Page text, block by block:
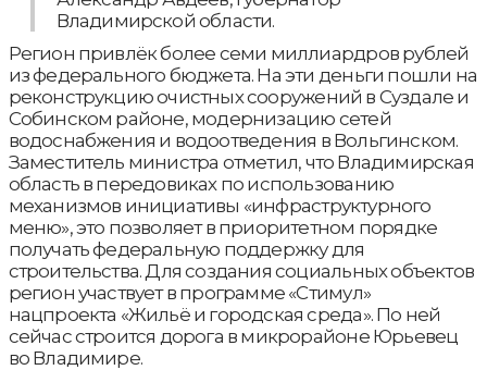
Владимирской области.
Регион привлёк более семи миллиардров рублей
из федерального бюджета. На эти деньги пошли на
реконструкцию очистных сооружений в Суздале и
Собинском районе, модернизацию сетей
водоснабжения и водоотведения в Вольгинском.
Заместитель министра отметил, что Владимирская
область в передовиках по использованию
механизмов инициативы «инфраструктурного
меню», это позволяет в приоритетном порядке
получать федеральную поддержку для
строительства. Для создания социальных объектов
регион участвует в программе «Стимул»
нацпроекта «Жильё и городская среда». По ней
сейчас строится дорога в микрорайоне Юрьевец
во Владимире.